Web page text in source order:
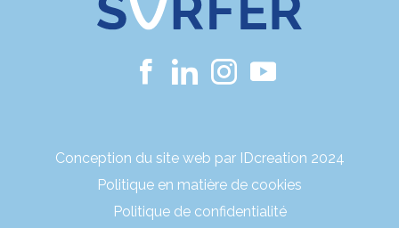
Conception du site web par IDcreation 2024
Politique en matière de cookies
Politique de confidentialité